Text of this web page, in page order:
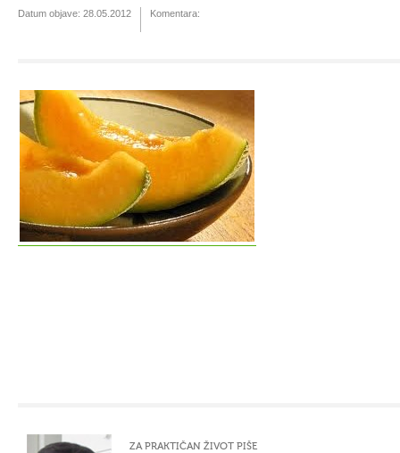
Datum objave: 28.05.2012 Komentara:
ZA PRAKTIČAN ŽIVOT PIŠE